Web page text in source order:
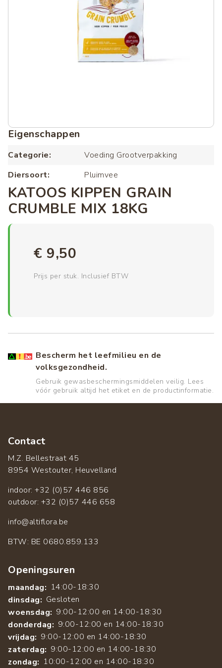
Eigenschappen
Categorie
Voeding Grootverpakking
Diersoort
Pluimvee
KATOOS KIPPEN GRAIN
CRUMBLE MIX 18KG
€ 9,50
Prijs per stuk. Inclusief BTW
Bescherm het leefmilieu en de
volksgezondheid.
Gebruik gewasbeschermingsmiddelen veilig. Lees
vóór gebruik altijd het etiket en de productinformatie.
Contact
M.Z. Bellestraat 45
8954 Westouter, Heuvelland
indoor: +32 (0)57 446 856
outdoor: +32 (0)57 446 658
info@altiflora.be
​BTW: BE 0680.859.133
Openingsuren
maandag: 14:00-18:30
dinsdag: Gesloten
woensdag: 9:00-12:00 en 14:00-18:30
donderdag: 9:00-12:00 en 14:00-18:30
vrijdag: 9:00-12:00 en 14:00-18:30
zaterdag: 9:00-12:00 en 14:00-18:30
zondag: 10:00-12:00 en 14:00-18:30